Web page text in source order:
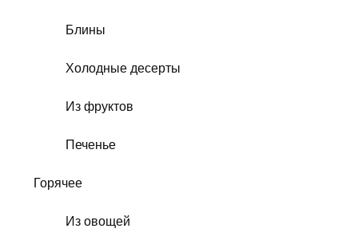
Блины
Холодные десерты
Из фруктов
Печенье
Горячее
Из овощей